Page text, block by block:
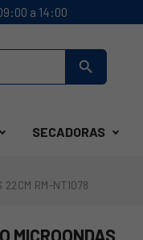
a 14:00
search
SECADORAS
22CM RM-NT1078
MICROONDAS